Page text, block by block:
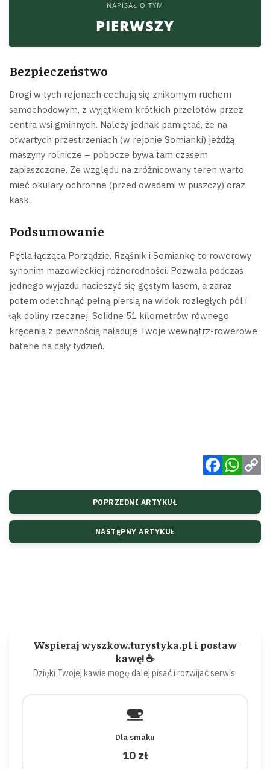
NAPISAŁ O TYM
PIERWSZY
Bezpieczeństwo
Drogi w tych rejonach cechują się znikomym ruchem
samochodowym, z wyjątkiem krótkich przelotów przez
centra wsi gminnych. Należy jednak pamiętać, że na
otwartych przestrzeniach (w rejonie Somianki) jeżdżą
maszyny rolnicze – pobocze bywa tam czasem
zapiaszczone. Ze względu na zróżnicowany teren warto
mieć okulary ochronne (przed owadami w puszczy) oraz
kask.
Podsumowanie
Pętla łącząca Porządzie, Rząśnik i Somiankę to rowerowy
synonim mazowieckiej różnorodności. Pozwala podczas
jednego wyjazdu nacieszyć się gęstym lasem, a zaraz
potem odetchnąć pełną piersią na widok rozległych pól i
łąk doliny rzecznej. Solidne 51 kilometrów równego
kręcenia z pewnością naładuje Twoje wewnątrz-rowerowe
baterie na cały tydzień.
POPRZEDNI ARTYKUŁ
NASTĘPNY ARTYKUŁ
Wspieraj wyszkow.turystyka.pl i postaw
kawę! ☕
Dzięki Twojej kawie mogę dalej pisać i rozwijać serwis.
Dla smaku
10 zł